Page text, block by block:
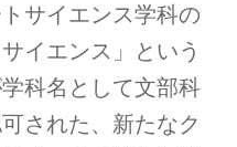
サイエンス学科の
イエンス」という
科名として文部科
された、新たなク